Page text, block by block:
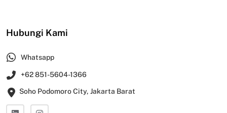
Hubungi Kami
Whatsapp
+62 851-5604-1366
Soho Podomoro City, Jakarta Barat